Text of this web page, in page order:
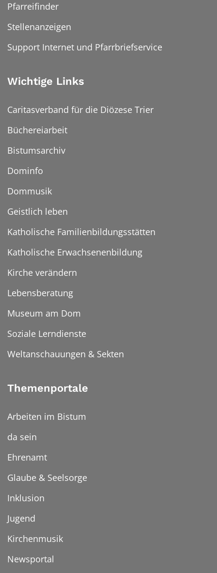
Pfarreifinder
Stellenanzeigen
Support Internet und Pfarrbriefservice
Wichtige Links
Caritasverband für die Diözese Trier
Büchereiarbeit
Bistumsarchiv
Dominfo
Dommusik
Geistlich leben
Katholische Familienbildungsstätten
Katholische Erwachsenenbildung
Kirche verändern
Lebensberatung
Museum am Dom
Soziale Lerndienste
Weltanschauungen & Sekten
Themenportale
Arbeiten im Bistum
da sein
Ehrenamt
Glaube & Seelsorge
Inklusion
Jugend
Kirchenmusik
Newsportal